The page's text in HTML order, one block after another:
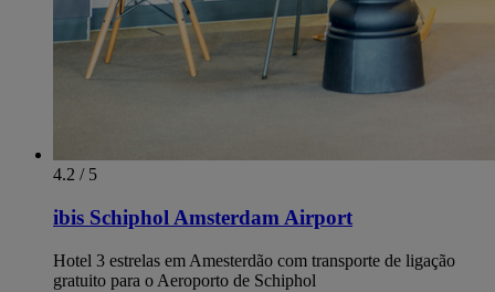
4.2 / 5
ibis Schiphol Amsterdam Airport
Hotel 3 estrelas em Amesterdão com transporte de ligação
gratuito para o Aeroporto de Schiphol